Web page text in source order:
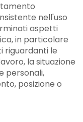
nell'uso
aspetti
in particolare
riguardanti le
la situazione
personali,
posizione o